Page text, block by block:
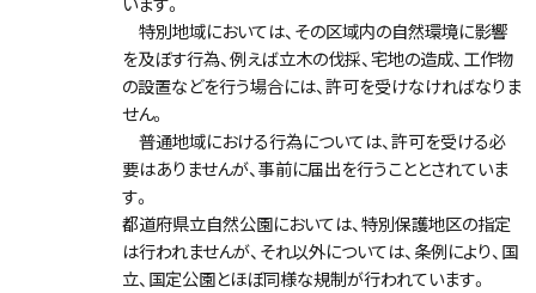
特別地域においては、その区域内の自然環境に影響
を及ぼす行為、例えば立木の伐採、宅地の造成、工作物
の設置などを行う場合には、許可を受けなければなりま
せん。
普通地域における行為については、許可を受ける必
要はありませんが、事前に届出を行うこととされていま
す。
都道府県立自然公園においては、特別保護地区の指定
は行われませんが、それ以外については、条例により、国
立、国定公園とほぼ同様な規制が行われています。